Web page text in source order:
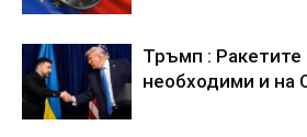
Тръмп : Ракетите
необходими и на